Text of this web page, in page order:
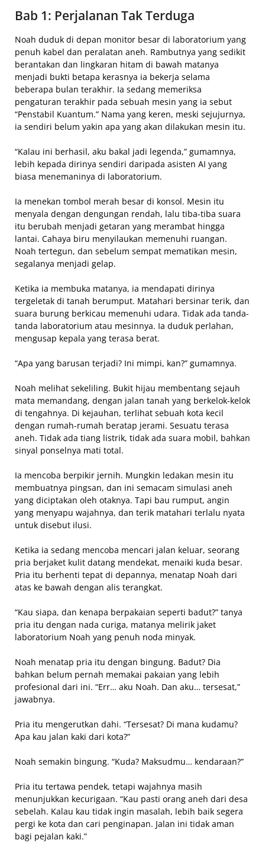
Bab 1: Perjalanan Tak Terduga
Noah duduk di depan monitor besar di laboratorium yang
penuh kabel dan peralatan aneh. Rambutnya yang sedikit
berantakan dan lingkaran hitam di bawah matanya
menjadi bukti betapa kerasnya ia bekerja selama
beberapa bulan terakhir. Ia sedang memeriksa
pengaturan terakhir pada sebuah mesin yang ia sebut
“Penstabil Kuantum.” Nama yang keren, meski sejujurnya,
ia sendiri belum yakin apa yang akan dilakukan mesin itu.
“Kalau ini berhasil, aku bakal jadi legenda,” gumamnya,
lebih kepada dirinya sendiri daripada asisten AI yang
biasa menemaninya di laboratorium.
Ia menekan tombol merah besar di konsol. Mesin itu
menyala dengan dengungan rendah, lalu tiba-tiba suara
itu berubah menjadi getaran yang merambat hingga
lantai. Cahaya biru menyilaukan memenuhi ruangan.
Noah tertegun, dan sebelum sempat mematikan mesin,
segalanya menjadi gelap.
Ketika ia membuka matanya, ia mendapati dirinya
tergeletak di tanah berumput. Matahari bersinar terik, dan
suara burung berkicau memenuhi udara. Tidak ada tanda-
tanda laboratorium atau mesinnya. Ia duduk perlahan,
mengusap kepala yang terasa berat.
“Apa yang barusan terjadi? Ini mimpi, kan?” gumamnya.
Noah melihat sekeliling. Bukit hijau membentang sejauh
mata memandang, dengan jalan tanah yang berkelok-kelok
di tengahnya. Di kejauhan, terlihat sebuah kota kecil
dengan rumah-rumah beratap jerami. Sesuatu terasa
aneh. Tidak ada tiang listrik, tidak ada suara mobil, bahkan
sinyal ponselnya mati total.
Ia mencoba berpikir jernih. Mungkin ledakan mesin itu
membuatnya pingsan, dan ini semacam simulasi aneh
yang diciptakan oleh otaknya. Tapi bau rumput, angin
yang menyapu wajahnya, dan terik matahari terlalu nyata
untuk disebut ilusi.
Ketika ia sedang mencoba mencari jalan keluar, seorang
pria berjaket kulit datang mendekat, menaiki kuda besar.
Pria itu berhenti tepat di depannya, menatap Noah dari
atas ke bawah dengan alis terangkat.
“Kau siapa, dan kenapa berpakaian seperti badut?” tanya
pria itu dengan nada curiga, matanya melirik jaket
laboratorium Noah yang penuh noda minyak.
Noah menatap pria itu dengan bingung. Badut? Dia
bahkan belum pernah memakai pakaian yang lebih
profesional dari ini. “Err… aku Noah. Dan aku… tersesat,”
jawabnya.
Pria itu mengerutkan dahi. “Tersesat? Di mana kudamu?
Apa kau jalan kaki dari kota?”
Noah semakin bingung. “Kuda? Maksudmu… kendaraan?”
Pria itu tertawa pendek, tetapi wajahnya masih
menunjukkan kecurigaan. “Kau pasti orang aneh dari desa
sebelah. Kalau kau tidak ingin masalah, lebih baik segera
pergi ke kota dan cari penginapan. Jalan ini tidak aman
bagi pejalan kaki.”